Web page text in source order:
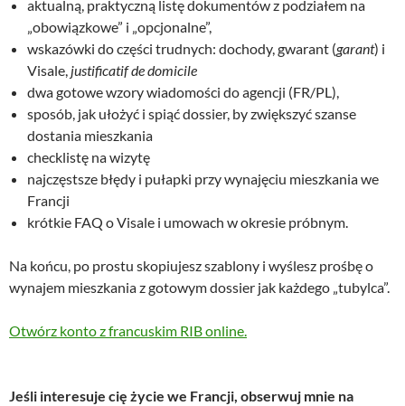
aktualną, praktyczną listę dokumentów z podziałem na
„obowiązkowe” i „opcjonalne”,
wskazówki do części trudnych: dochody, gwarant (garant) i
Visale, justificatif de domicile
dwa gotowe wzory wiadomości do agencji (FR/PL),
sposób, jak ułożyć i spiąć dossier, by zwiększyć szanse
dostania mieszkania
checklistę na wizytę
najczęstsze błędy i pułapki przy wynajęciu mieszkania we
Francji
krótkie FAQ o Visale i umowach w okresie próbnym.
Na końcu, po prostu skopiujesz szablony i wyślesz prośbę o
wynajem mieszkania z gotowym dossier jak każdego „tubylca”.
Otwórz konto z francuskim RIB online.
Jeśli interesuje cię życie we Francji, obserwuj mnie na